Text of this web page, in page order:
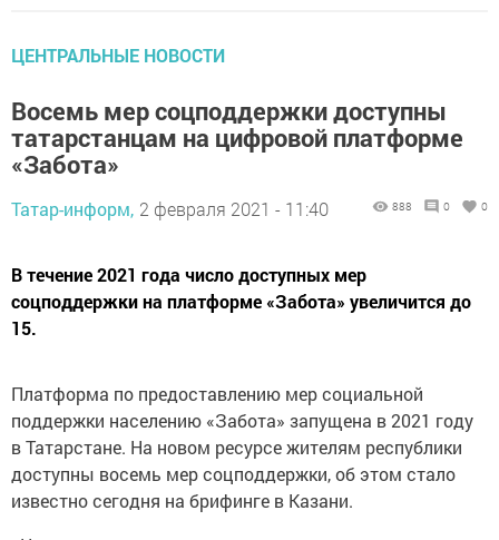
Восемь мер соцподдержки доступны
татарстанцам на цифровой платформе
«Забота»
соцподдержки на платформе «Забота» увеличится до
15.
поддержки населению «Забота» запущена в 2021 году
в Татарстане. На новом ресурсе жителям республики
доступны восемь мер соцподдержки, об этом стало
известно сегодня на брифинге в Казани.